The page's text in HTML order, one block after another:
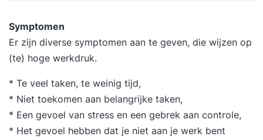
Symptomen
Er zijn diverse symptomen aan te geven, die wijzen op
(te) hoge werkdruk.
* Te veel taken, te weinig tijd,
* Niet toekomen aan belangrijke taken,
* Een gevoel van stress en een gebrek aan controle,
* Het gevoel hebben dat je niet aan je werk bent